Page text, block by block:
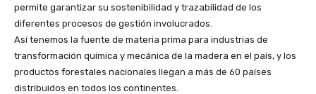
permite garantizar su sostenibilidad y trazabilidad de los
diferentes procesos de gestión involucrados.
Así tenemos la fuente de materia prima para industrias de
transformación química y mecánica de la madera en el país, y los
productos forestales nacionales llegan a más de 60 países
distribuidos en todos los continentes.